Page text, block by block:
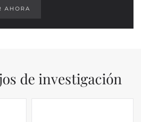
AHORA
de investigación